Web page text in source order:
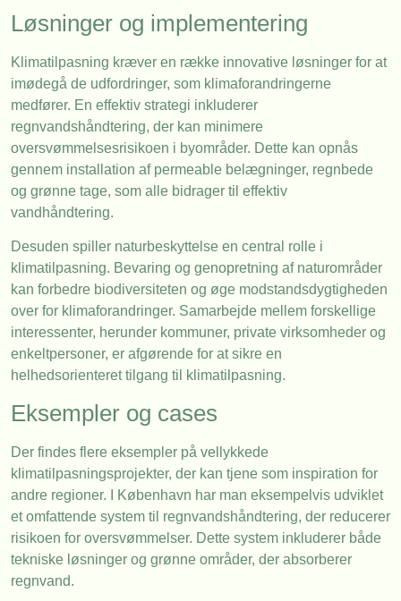
Løsninger og implementering
Klimatilpasning kræver en række innovative løsninger for at
imødegå de udfordringer, som klimaforandringerne
medfører. En effektiv strategi inkluderer
regnvandshåndtering, der kan minimere
oversvømmelsesrisikoen i byområder. Dette kan opnås
gennem installation af permeable belægninger, regnbede
og grønne tage, som alle bidrager til effektiv
vandhåndtering.
Desuden spiller naturbeskyttelse en central rolle i
klimatilpasning. Bevaring og genopretning af naturområder
kan forbedre biodiversiteten og øge modstandsdygtigheden
over for klimaforandringer. Samarbejde mellem forskellige
interessenter, herunder kommuner, private virksomheder og
enkeltpersoner, er afgørende for at sikre en
helhedsorienteret tilgang til klimatilpasning.
Eksempler og cases
Der findes flere eksempler på vellykkede
klimatilpasningsprojekter, der kan tjene som inspiration for
andre regioner. I København har man eksempelvis udviklet
et omfattende system til regnvandshåndtering, der reducerer
risikoen for oversvømmelser. Dette system inkluderer både
tekniske løsninger og grønne områder, der absorberer
regnvand.